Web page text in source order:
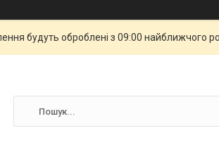
будуть оброблені з 09:00 найближчого